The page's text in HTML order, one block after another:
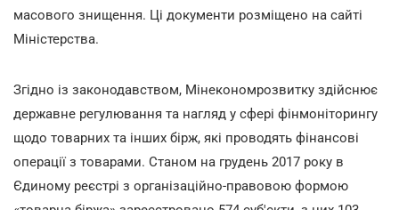
масового знищення. Ці документи розміщено на сайті
Міністерства.
Згідно із законодавством, Мінекономрозвитку здійснює
державне регулювання та нагляд у сфері фінмоніторингу
щодо товарних та інших бірж, які проводять фінансові
операції з товарами. Станом на грудень 2017 року в
Єдиному реєстрі з організаційно-правовою формою